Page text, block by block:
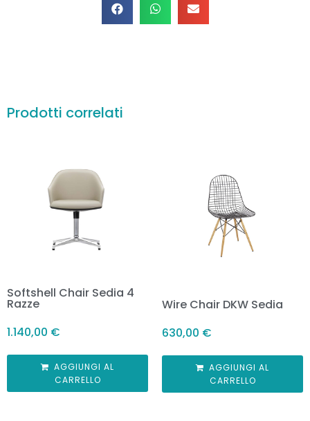
Prodotti correlati
Softshell Chair Sedia 4
Razze
1.140,00 €
AGGIUNGI AL
CARRELLO
Wire Chair DKW Sedia
630,00 €
AGGIUNGI AL
CARRELLO